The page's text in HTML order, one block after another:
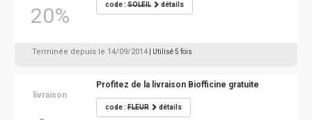
20% code :SOLEIL détails
Terminée depuis le 14/09/2014 | Utilisé 5 fois
livraison
Profitez de la livraison Biofficine gratuite
code :FLEUR détails